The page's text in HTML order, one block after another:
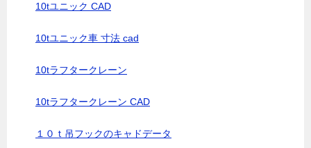
10tユニック CAD
10tユニック車 寸法 cad
10tラフタークレーン
10tラフタークレーン CAD
１０ｔ吊フックのキャドデータ